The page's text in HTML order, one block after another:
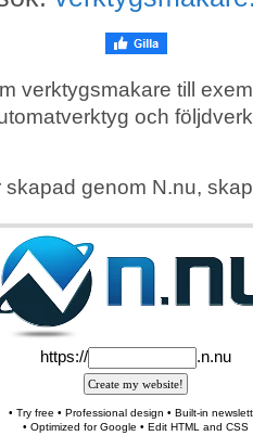
verktygsmakare till
och
genom N.nu,